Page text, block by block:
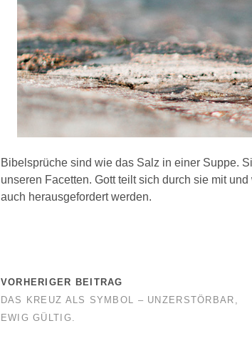
Bibelsprüche sind wie das Salz in einer Suppe.
unseren Facetten. Gott teilt sich durch sie mit
auch herausgefordert werden.
VORHERIGER BEITRAG
DAS KREUZ ALS SYMBOL – UNZERSTÖRBAR,
EWIG GÜLTIG.